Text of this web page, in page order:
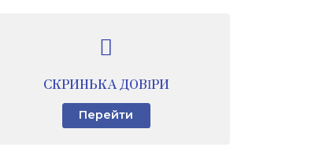
СКРИНЬКА ДОВІРИ
Перейти